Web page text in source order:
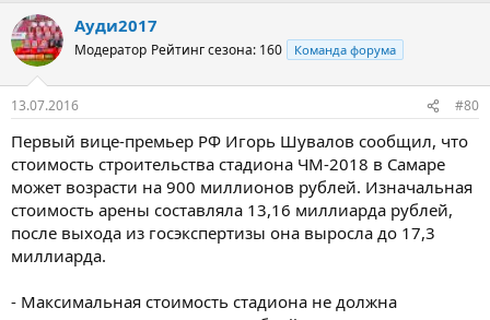
Ауди2017
Модератор Рейтинг сезона: 160 Команда форума
13.07.2016 #80
Первый вице-премьер РФ Игорь Шувалов сообщил, что
стоимость строительства стадиона ЧМ-2018 в Самаре
может возрасти на 900 миллионов рублей. Изначальная
стоимость арены составляла 13,16 миллиарда рублей,
после выхода из госэкспертизы она выросла до 17,3
миллиарда.
- Максимальная стоимость стадиона не должна